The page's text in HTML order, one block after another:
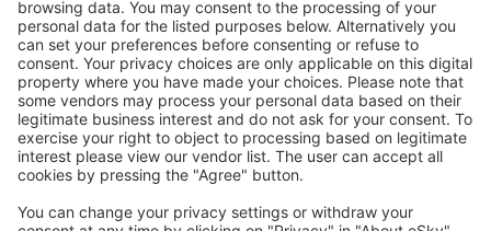
Hütten, Apartments und andere.
Meist gesuchte Unterkünfte von eSky Nutzern
Unterkünfte in Mexiko - Beliebte Städte
Unterkunft in Mexik-Stadt Unterkunft in Cancun
Unterkunft in Tulum Unterkunft in Puerto Vallarta